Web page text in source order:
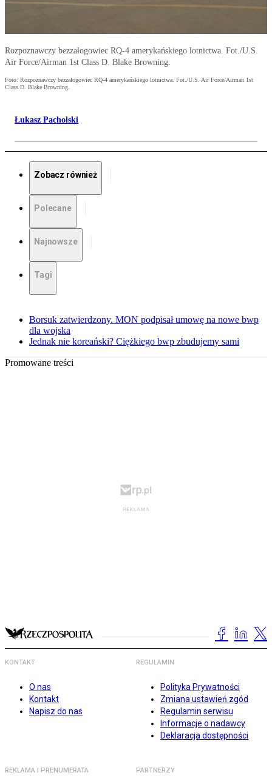
Rozpoznawczy bezzałogowiec RQ-4 amerykańskiego lotnictwa. Fot./U.S.
Air Force/Airman 1st Class D. Blake Browning.
Foto: Rozpoznawczy bezzałogowiec RQ-4 amerykańskiego lotnictwa. Fot./U.S. Air Force/Airman 1st
Class D. Blake Browning.
Łukasz Pacholski
Zobacz również
Polecane
Najnowsze
Tagi
Borsuk zatwierdzony. MON podpisał umowę na nowe bwp
dla wojska
Jednak nie koreański? Ciężkiego bwp zbudujemy sami
Promowane treści
KONTAKT
O nas
Kontakt
Napisz do nas
REGULAMIN
Polityka Prywatności
Zmiana ustawień zgód
Regulamin serwisu
Informacje o nadawcy
Deklaracja dostępności
REKLAMA I PRENUMERATA PARTNERZY